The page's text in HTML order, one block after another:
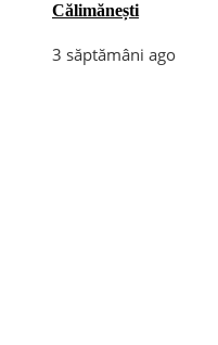
Călimănești
3 săptămâni ago